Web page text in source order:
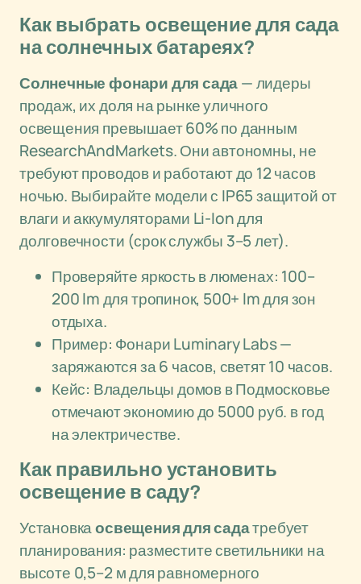
Как выбрать освещение для сада
на солнечных батареях?
Солнечные фонари для сада— лидеры
продаж, их доля на рынке уличного
освещения превышает 60% по данным
ResearchAndMarkets. Они автономны, не
требуют проводов и работают до 12 часов
ночью. Выбирайте модели с IP65 защитой от
влаги и аккумуляторами Li-Ion для
долговечности (срок службы 3–5 лет).
Проверяйте яркость в люменах: 100–
200 lm для тропинок, 500+ lm для зон
отдыха.
Пример: Фонари Luminary Labs —
заряжаются за 6 часов, светят 10 часов.
Кейс: Владельцы домов в Подмосковье
отмечают экономию до 5000 руб. в год
на электричестве.
Как правильно установить
освещение в саду?
Установкаосвещения для садатребует
планирования: разместите светильники на
высоте 0,5–2 м для равномерного